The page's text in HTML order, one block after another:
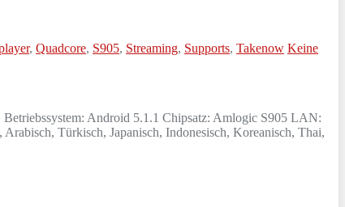
, Quadcore, S905, Streaming, Supports, Takenow Keine
Android 5.1.1 Chipsatz: Amlogic S905 LAN:
Türkisch, Japanisch, Indonesisch, Koreanisch, Thai,